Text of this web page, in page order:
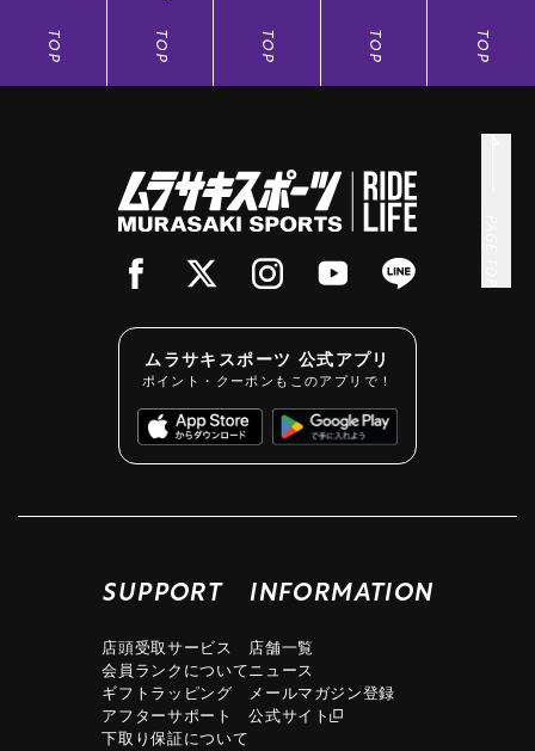
TOP TOP TOP TOP TOP
ムラサキスポーツ 公式アプリ
ポイント・クーポンもこのアプリで！
SUPPORT
店頭受取サービス
会員ランクについて
ギフトラッピング
アフターサポート
下取り保証について
INFORMATION
店舗一覧
ニュース
メールマガジン登録
公式サイト